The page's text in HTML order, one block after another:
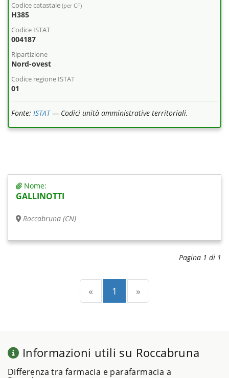
Codice catastale (per CF)
H385
Codice ISTAT
004187
Ripartizione
Nord-ovest
Codice regione ISTAT
01
Fonte: ISTAT— Codici unità amministrative territoriali.
Nome:
GALLINOTTI
Roccabruna (CN)
Pagina 1 di 1
« Precedente
1 (current)
»
Informazioni utili su Roccabruna
Differenza tra farmacia e parafarmacia a